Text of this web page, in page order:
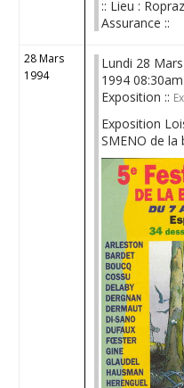
:: Lieu :
Assurance ::
28 Mars
1994
Lundi 28
1994
Exposition ::
Exposition
SMENO de la